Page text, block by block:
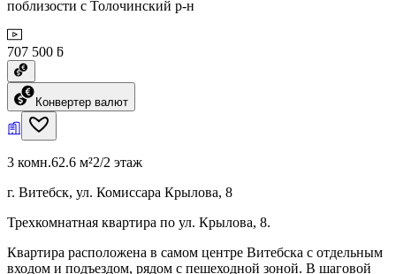
поблизости с Толочинский р-н
707 500 ƃ
Конвертер валют
3 комн.62.6 м²2/2 этаж
г. Витебск, ул. Комиссара Крылова, 8
Трехкомнатная квартира по ул. Крылова, 8.
Квартира расположена в самом центре Витебска с отдельным
входом и подъездом, рядом с пешеходной зоной. В шаговой